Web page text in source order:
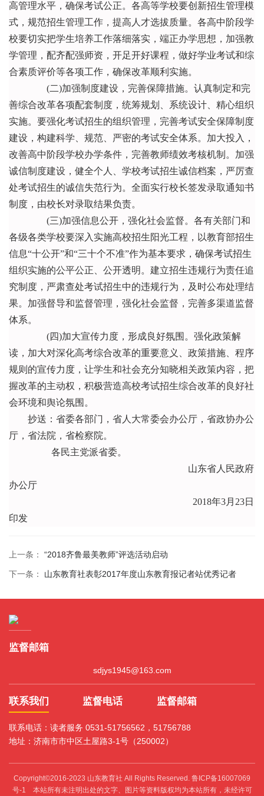
高管理水平，确保考试公正。各高等学校要创新招生管理模
式，规范招生管理工作，提高人才选拔质量。各高中阶段学
校要切实把学生培养工作落细落实，端正办学思想，加强教
学管理，配齐配强师资，开足开好课程，做好学业考试和综
合素质评价等各项工作，确保改革顺利实施。
(二)加强制度建设，完善保障措施。认真制定和完
善综合改革各项配套制度，统筹规划、系统设计、精心组织
实施。要强化考试招生的组织管理，完善考试安全保障制度
建设，构建科学、规范、严密的考试安全体系。加大投入，
改善高中阶段学校办学条件，完善教师绩效考核机制。加强
诚信制度建设，健全个人、学校考试招生诚信档案，严厉查
处考试招生的诚信失范行为。全面实行校长签发录取通知书
制度，由校长对录取结果负责。
(三)加强信息公开，强化社会监督。各有关部门和
各级各类学校要深入实施高校招生阳光工程，以教育部招生
信息“十公开”和“三十个不准”作为基本要求，确保考试招生
组织实施的公平公正、公开透明。建立招生违规行为责任追
究制度，严肃查处考试招生中的违规行为，及时公布处理结
果。加强督导和监督管理，强化社会监督，完善多渠道监督
体系。
(四)加大宣传力度，形成良好氛围。强化政策解
读，加大对深化高考综合改革的重要意义、政策措施、程序
规则的宣传力度，让学生和社会充分知晓相关政策内容，把
握改革的主动权，积极营造高校考试招生综合改革的良好社
会环境和舆论氛围。
抄送：省委各部门，省人大常委会办公厅，省政协办公
厅，省法院，省检察院。
各民主党派省委。
山东省人民政府
办公厅
2018年3月23日
印发
上一条： “2018齐鲁最美教师”评选活动启动
下一条： 山东教育社表彰2017年度山东教育报记者站优秀记者
监督邮箱
sdjys1945@163.com
联系我们 监督电话 监督邮箱
联系电话：读者服务 0531-51756562，51756788
地址：济南市市中区土屋路3-1号（250002）
Copyright©2016-2023 山东教育社 All Rights Reserved. 鲁ICP备16007069
号-1 本站所有未注明出处的文字、图片等资料版权均为本站所有，未经许可